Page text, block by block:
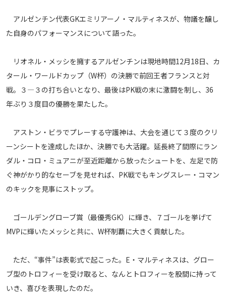
ABEMAの視聴について
アルゼンチン代表GKエミリアーノ・マルティネスが、物議を醸し
た自身のパフォーマンスについて語った。
リオネル・メッシを擁するアルゼンチンは現地時間12月18日、カ
タール・ワールドカップ（W杯）の決勝で前回王者フランスと対
戦。３―３の打ち合いとなり、最後はPK戦の末に激闘を制し、36
年ぶり３度目の優勝を果たした。
アストン・ビラでプレーする守護神は、大会を通じて３度のクリ
ーンシートを達成したほか、決勝でも大活躍。延長終了間際にラン
ダル・コロ・ミュアニが至近距離から放ったシュートを、左足で防
ぐ神がかり的なセーブを見せれば、PK戦でもキングスレー・コマン
のキックを見事にストップ。
ゴールデングローブ賞（最優秀GK）に輝き、７ゴールを挙げて
MVPに輝いたメッシと共に、W杯制覇に大きく貢献した。
ただ、“事件”は表彰式で起こった。E・マルティネスは、グロー
ブ型のトロフィーを受け取ると、なんとトロフィーを股間に持って
いき、喜びを表現したのだ。